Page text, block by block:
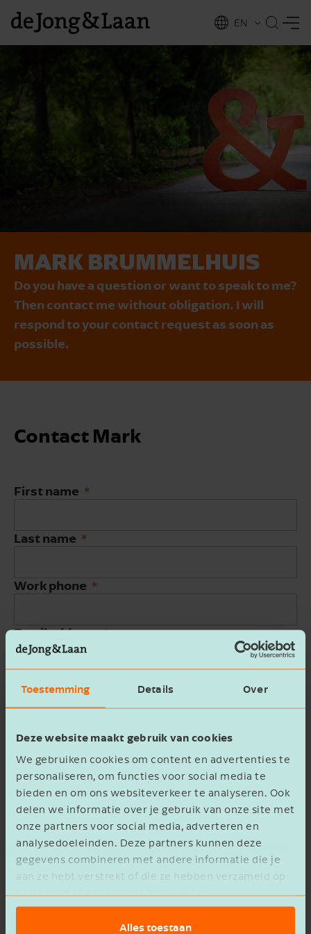
Toestemming Details Over
Deze website maakt gebruik van cookies
We gebruiken cookies om content en advertenties te
personaliseren, om functies voor social media te
bieden en om ons websiteverkeer te analyseren. Ook
delen we informatie over je gebruik van onze site met
onze partners voor social media, adverteren en
analysedoeleinden. Deze partners kunnen deze
gegevens combineren met andere informatie die je
aan ze hebt verstrekt of die ze hebben verzameld op
basis van het gebruik van hun services.
Alles toestaan
EN
NL
MARK BRUMMELHUIS
Do you have a question or want to speak to me?
Then contact me without obligation. I will
respond to your contact request as soon as
possible.
Contact Mark
First name
Last name
Work phone
Email address
I agree to theprivacy statement
Verzenden